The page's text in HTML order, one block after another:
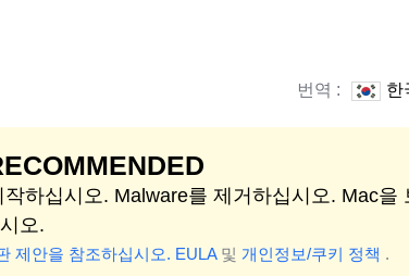
번역 : 한
하십시오. Malware를 제거하십시오. Mac을
오.
제안을 참조하십시오. EULA및 개인정보/쿠키 정책 .